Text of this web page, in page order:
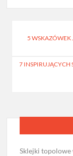
wpisu
5 WSKAZÓWEK
7
Sklejki topolowe